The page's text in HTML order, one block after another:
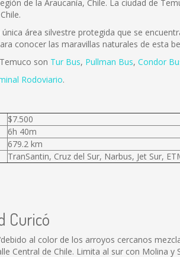
de la Araucanía, Chile. La ciudad de
área silvestre protegida que se
conocer las maravillas naturales de esta
son Tur Bus, Pullman Bus, Condor
Rodoviario.
$7.500
6h 40m
679.2 km
TranSantin, Cruz del Sur, Narbus, Jet Sur,
Curicó
al color de los arroyos cercanos
Central de Chile. Limita al sur con Molina